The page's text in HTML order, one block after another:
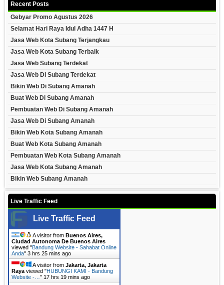
Recent Posts
Gebyar Promo Agustus 2026
Selamat Hari Raya Idul Adha 1447 H
Jasa Web Kota Subang Terjangkau
Jasa Web Kota Subang Terbaik
Jasa Web Subang Terdekat
Jasa Web Di Subang Terdekat
Bikin Web Di Subang Amanah
Buat Web Di Subang Amanah
Pembuatan Web Di Subang Amanah
Jasa Web Di Subang Amanah
Bikin Web Kota Subang Amanah
Buat Web Kota Subang Amanah
Pembuatan Web Kota Subang Amanah
Jasa Web Kota Subang Amanah
Bikin Web Subang Amanah
Live Traffic Feed
Live Traffic Feed
A visitor from Buenos Aires,
Ciudad Autonoma De Buenos Aires
viewed "Bandung Website - Sahabat Online
Anda" 3 hrs 25 mins ago
A visitor from Jakarta, Jakarta
Raya viewed "HUBUNGI KAMI - Bandung
Website -… " 17 hrs 19 mins ago